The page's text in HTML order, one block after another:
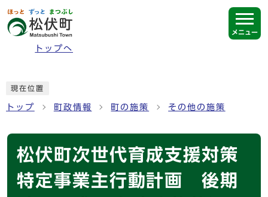
ページの先頭です
トップへ
メニュー
現在位置
トップ 町政情報 町の施策 その他の施策
松伏町次世代育成支援対策
特定事業主行動計画 後期